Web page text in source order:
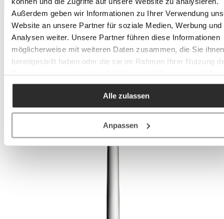
Außerdem geben wir Informationen zu Ihrer Verwendung
Website an unsere Partner für soziale Medien, Werbung und
Analysen weiter. Unsere Partner führen diese Informationen
möglicherweise mit weiteren Daten zusammen, die Sie ihnen
bereitgestellt haben oder die sie im Rahmen Ihrer Nutzung
akzeptieren / etc.]“ erteilen Sie Ihre Einwilligung auch in die
Weitergabe über Ihr Verhalten in unserem Shop an unseren
Partner, die shopware AG (Ebbinghoff 10, 48624
Deutschland), die diese Daten Ihnen nicht persönlich
Produktverbesserungen, Marktverhaltensanalysen)
Alle zulassen
Anpassen